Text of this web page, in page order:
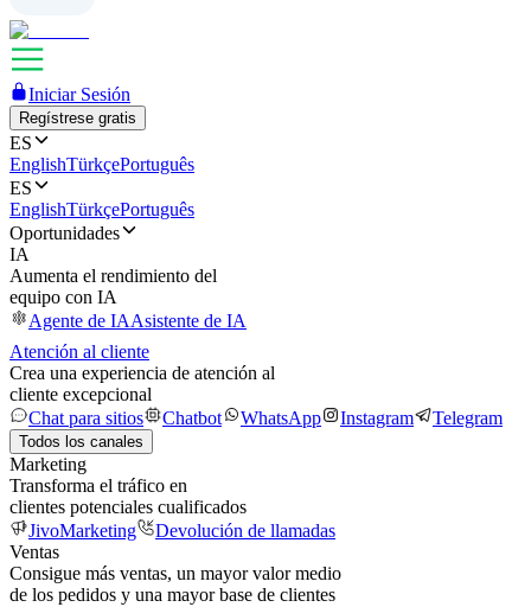
Iniciar Sesión
Regístrese gratis
ES
EnglishTürkçePortuguês
ES
EnglishTürkçePortuguês
Oportunidades
IA
Aumenta el rendimiento del
equipo con IA
Agente de IAAsistente de IA
Atención al cliente
Crea una experiencia de atención al
cliente excepcional
Chat para sitios
Chatbot WhatsApp Instagram Telegram
Todos los canales
Marketing
Transforma el tráfico en
clientes potenciales cualificados
JivoMarketing
Devolución de llamadas
Ventas
Consigue más ventas, un mayor valor medio
de los pedidos y una mayor base de clientes